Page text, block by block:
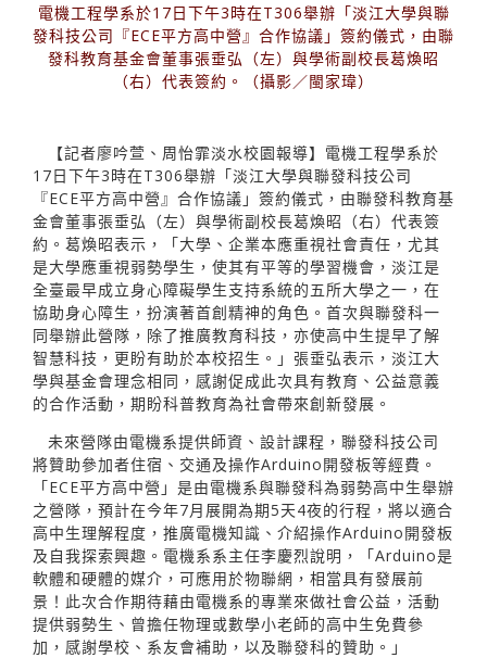
電機工程學系於17日下午3時在T306舉辦「淡江大學與聯
發科技公司『ECE平方高中營』合作協議」簽約儀式，由聯
發科教育基金會董事張垂弘（左）與學術副校長葛煥昭
（右）代表簽約。（攝影／閩家瑋）
【記者廖吟萱、周怡霏淡水校園報導】電機工程學系於
17日下午3時在T306舉辦「淡江大學與聯發科技公司
『ECE平方高中營』合作協議」簽約儀式，由聯發科教育基
金會董事張垂弘（左）與學術副校長葛煥昭（右）代表簽
約。葛煥昭表示，「大學、企業本應重視社會責任，尤其
是大學應重視弱勢學生，使其有平等的學習機會，淡江是
全臺最早成立身心障礙學生支持系統的五所大學之一，在
協助身心障生，扮演著首創精神的角色。首次與聯發科一
同舉辦此營隊，除了推廣教育科技，亦使高中生提早了解
智慧科技，更盼有助於本校招生。」張垂弘表示，淡江大
學與基金會理念相同，感謝促成此次具有教育、公益意義
的合作活動，期盼科普教育為社會帶來創新發展。
未來營隊由電機系提供師資、設計課程，聯發科技公司
將贊助參加者住宿、交通及操作Arduino開發板等經費。
「ECE平方高中營」是由電機系與聯發科為弱勢高中生舉辦
之營隊，預計在今年7月展開為期5天4夜的行程，將以適合
高中生理解程度，推廣電機知識、介紹操作Arduino開發板
及自我探索興趣。電機系系主任李慶烈說明，「Arduino是
軟體和硬體的媒介，可應用於物聯網，相當具有發展前
景！此次合作期待藉由電機系的專業來做社會公益，活動
提供弱勢生、曾擔任物理或數學小老師的高中生免費參
加，感謝學校、系友會補助，以及聯發科的贊助。」